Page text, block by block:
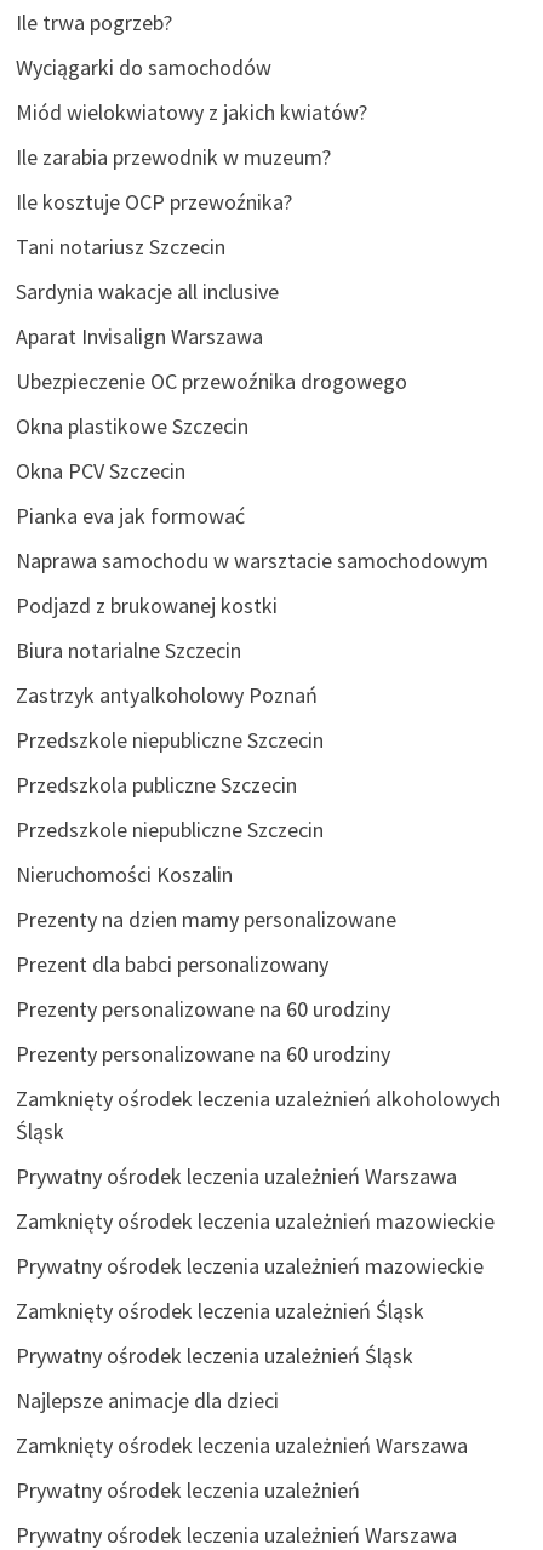
Ile trwa pogrzeb?
Wyciągarki do samochodów
Miód wielokwiatowy z jakich kwiatów?
Ile zarabia przewodnik w muzeum?
Ile kosztuje OCP przewoźnika?
Tani notariusz Szczecin
Sardynia wakacje all inclusive
Aparat Invisalign Warszawa
Ubezpieczenie OC przewoźnika drogowego
Okna plastikowe Szczecin
Okna PCV Szczecin
Pianka eva jak formować
Naprawa samochodu w warsztacie samochodowym
Podjazd z brukowanej kostki
Biura notarialne Szczecin
Zastrzyk antyalkoholowy Poznań
Przedszkole niepubliczne Szczecin
Przedszkola publiczne Szczecin
Przedszkole niepubliczne Szczecin
Nieruchomości Koszalin
Prezenty na dzien mamy personalizowane
Prezent dla babci personalizowany
Prezenty personalizowane na 60 urodziny
Prezenty personalizowane na 60 urodziny
Zamknięty ośrodek leczenia uzależnień alkoholowych
Śląsk
Prywatny ośrodek leczenia uzależnień Warszawa
Zamknięty ośrodek leczenia uzależnień mazowieckie
Prywatny ośrodek leczenia uzależnień mazowieckie
Zamknięty ośrodek leczenia uzależnień Śląsk
Prywatny ośrodek leczenia uzależnień Śląsk
Najlepsze animacje dla dzieci
Zamknięty ośrodek leczenia uzależnień Warszawa
Prywatny ośrodek leczenia uzależnień
Prywatny ośrodek leczenia uzależnień Warszawa